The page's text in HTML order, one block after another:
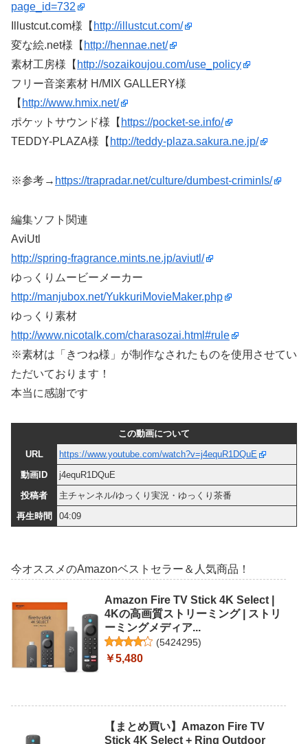
page_id=732
Illustcut.com様【 http://illustcut.com/
変な絵.net様【 http://hennae.net/
素材工房様【 http://sozaikoujou.com/use_policy
フリー音楽素材 H/MIX GALLERY様
【 http://www.hmix.net/
ポケットサウンド様【 https://pocket-se.info/
TEDDY-PLAZA様【 http://teddy-plaza.sakura.ne.jp/
※参考→ https://trapradar.net/culture/dumbest-criminls/
編集ソフト関連
AviUtl
http://spring-fragrance.mints.ne.jp/aviutl/
ゆっくりムービーメーカー
http://manjubox.net/YukkuriMovieMaker.php
ゆっくり素材
http://www.nicotalk.com/charasozai.html#rule
※素材は「きつね様」が制作なされたものを使用させてい
ただいております！
本当に感謝です
この動画について
URL
https://www.youtube.com/watch?v=j4equR1DQuE
動画ID
j4equR1DQuE
投稿者
主チャンネル/ゆっくり実況・ゆっくり茶番
再生時間
04:09
今オススメのAmazonベストセラー＆人気商品！
Amazon Fire TV Stick 4K Select |
4Kの高画質ストリーミング | ストリ
ーミングメディア...
(5424295)
￥5,480
【まとめ買い】Amazon Fire TV
Stick 4K Select + Ring Outdoor